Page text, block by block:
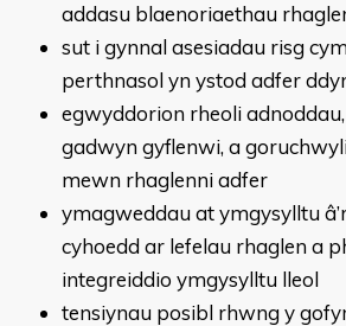
addasu blaenoriaethau
sut i gynnal asesiadau risg
perthnasol yn ystod adfer
egwyddorion rheoli adnoddau,
gadwyn gyflenwi, a
mewn rhaglenni adfer
ymagweddau at ymgysylltu
cyhoedd ar lefelau rhaglen a
integreiddio ymgysylltu lleol
tensiynau posibl rhwng y